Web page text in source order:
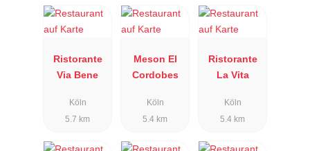
Ristorante
Via Bene
Köln
5.7 km
Meson El
Cordobes
Köln
5.4 km
Ristorante
La Vita
Köln
5.4 km